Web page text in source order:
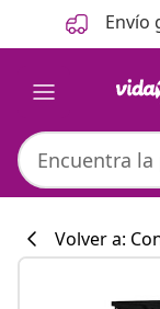
Anterior
Siguiente Envío
Volver a: